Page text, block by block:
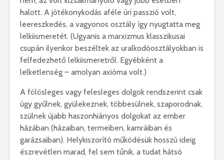
halott. A jótékonykodás aféle úri passzió volt,
leereszkedés, a vagyonos osztály így nyugtatta meg
lelkiismeretét. (Ugyanis a marxizmus klasszikusai
csupán ilyenkor beszéltek az uralkodóosztályokban is
felfedezhető lelkiismeretről. Egyébként a
lelketlenség – amolyan axióma volt.)
A fölösleges vagy felesleges dolgok rendszerint csak
úgy gyűlnek, gyülekeznek, többesülnek, szaporodnak,
szülnek újabb haszonhiányos dolgokat az ember
házában (házaiban, termeiben, kamráiban és
garázsaiban). Helykiszorító működésük hosszú ideig
észrevétlen marad, fel sem tűnik, a tudat hátsó